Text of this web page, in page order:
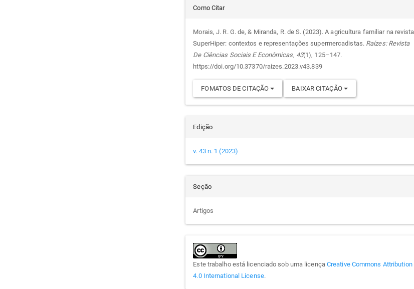
Detalhes
do
artigo
Como Citar
Morais, J. R. G. de, & Miranda, R. de S. (2023). A agricultura familiar na revista
SuperHiper: contextos e representações supermercadistas. Raízes: Revista
De Ciências Sociais E Econômicas, 43(1), 125–147.
https://doi.org/10.37370/raizes.2023.v43.839
FOMATOS DE CITAÇÃO BAIXAR CITAÇÃO
Edição
v. 43 n. 1 (2023)
Seção
Artigos
Este trabalho está licenciado sob uma licença Creative Commons Attribution
4.0 International License.